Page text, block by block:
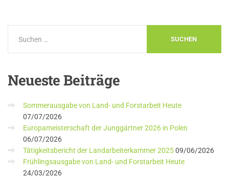
NeuesteBeiträge
Sommerausgabe von Land- und Forstarbeit Heute
07/07/2026
Europameisterschaft der Junggärtner 2026 in Polen
06/07/2026
Tätigkeitsbericht der Landarbeiterkammer 202509/06/2026
Frühlingsausgabe von Land- und Forstarbeit Heute
24/03/2026